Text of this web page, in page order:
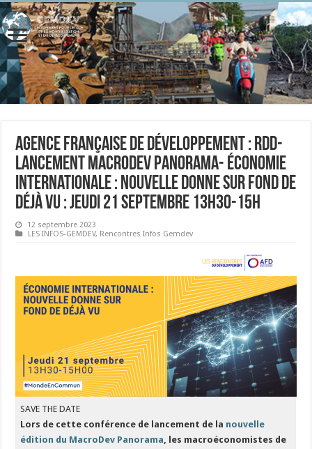
Agence française de développement : RDD-
Lancement MacroDev Panorama- Économie
internationale : nouvelle donne sur fond de
déjà vu : Jeudi 21 septembre 13h30-15h
12 septembre 2023
LES INFOS-GEMDEV, Rencontres Infos Gemdev
SAVE THE DATE
Lors de cette conférence de lancement de la nouvelle
édition du MacroDev Panorama, les macroéconomistes de